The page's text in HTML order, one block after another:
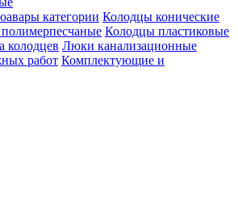
категории Колодцы конические
Колодцы пластиковые
колодцев Люки канализационные
работ Комплектующие и